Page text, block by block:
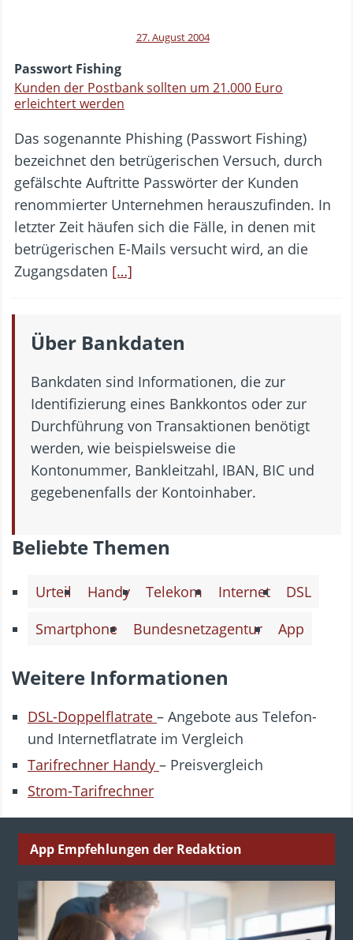
27. August 2004
Passwort Fishing
Kunden der Postbank sollten um 21.000 Euro
erleichtert werden
Das sogenannte Phishing (Passwort Fishing)
bezeichnet den betrügerischen Versuch, durch
gefälschte Auftritte Passwörter der Kunden
renommierter Unternehmen herauszufinden. In
letzter Zeit häufen sich die Fälle, in denen mit
betrügerischen E-Mails versucht wird, an die
Zugangsdaten […]
Über Bankdaten
Bankdaten sind Informationen, die zur
Identifizierung eines Bankkontos oder zur
Durchführung von Transaktionen benötigt
werden, wie beispielsweise die
Kontonummer, Bankleitzahl, IBAN, BIC und
gegebenenfalls der Kontoinhaber.
Beliebte Themen
Urteil Handy Telekom Internet
DSL
Smartphone
Bundesnetzagentur App
Weitere Informationen
DSL-Doppelflatrate – Angebote aus Telefon-
und Internetflatrate im Vergleich
Tarifrechner Handy – Preisvergleich
Strom-Tarifrechner
App Empfehlungen der Redaktion